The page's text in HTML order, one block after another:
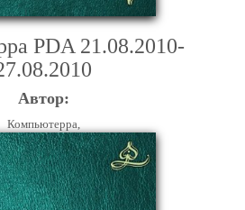
PDA 21.08.2010-
Автор:
Компьютерра,